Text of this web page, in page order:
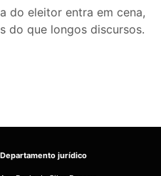
do eleitor entra em cena,
do que longos discursos.
Departamento jurídico